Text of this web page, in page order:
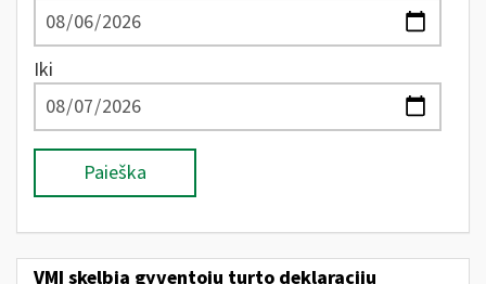
Iki
Paieška
VMI skelbia gyventojų turto deklaracijų